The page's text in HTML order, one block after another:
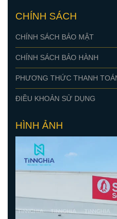
CHÍNH SÁCH
CHÍNH SÁCH BẢO MẬT
CHÍNH SÁCH BẢO HÀNH
PHƯƠNG THỨC THANH
ĐIỀU KHOẢN SỬ DỤNG
HÌNH ẢNH